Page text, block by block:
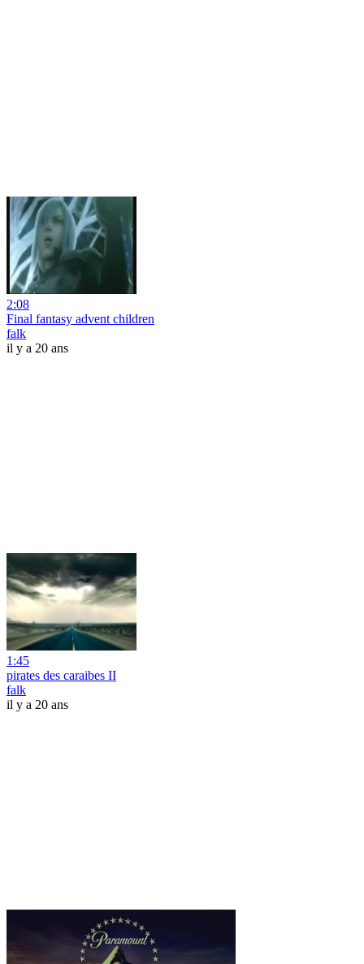
2:08
Final fantasy advent children
falk
il y a 20 ans
1:45
pirates des caraibes II
falk
il y a 20 ans